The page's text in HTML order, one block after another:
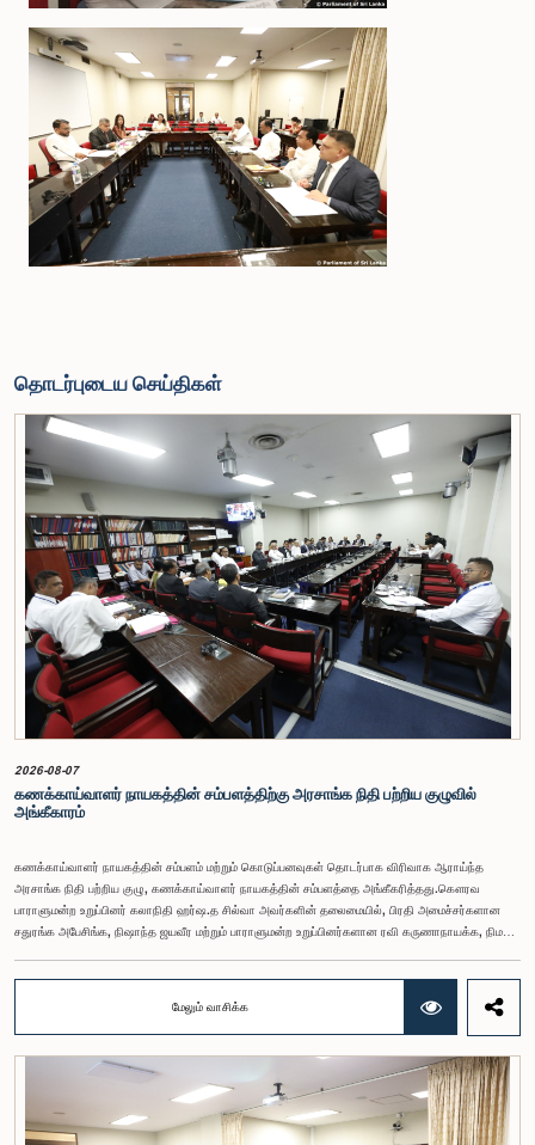
தொடர்புடைய செய்திகள்
2026-08-07
கணக்காய்வாளர் நாயகத்தின் சம்பளத்திற்கு அரசாங்க நிதி பற்றிய குழுவில்
அங்கீகாரம்
கணக்காய்வாளர் நாயகத்தின் சம்பளம் மற்றும் கொடுப்பனவுகள் தொடர்பாக விரிவாக ஆராய்ந்த
அரசாங்க நிதி பற்றிய குழு, கணக்காய்வாளர் நாயகத்தின் சம்பளத்தை அங்கீகரித்தது.கௌரவ
பாராளுமன்ற உறுப்பினர் கலாநிதி ஹர்ஷ.த சில்வா அவர்களின் தலைமையில், பிரதி அமைச்சர்களான
சதுரங்க அபேசிங்க, நிஷாந்த ஜயவீர மற்றும் பாராளுமன்ற உறுப்பினர்களான ரவி கருணாநாயக்க, நிமல்
நிதி பற்றிய குழுக் கூட்டத்திலேயே இந்த அங்கீகாரம் வழங்கப்பட்டது.இலங்கை ஜனநாயக சோசலிசக்
குடியரசின் அரசியலமைப்பின் 153(2) ஆம் உறுப்புரையின் பிரகாரம், கணக்காய்வாளர் நாயகத்தின்
சம்பளம் தொடர்பான பிரேரணை குழுவின் கவனத்திற்கு கொண்டு வரப்பட்டது.இதன்போது,
கணக்காய்வாளர் நாயகத்தின் பொறுப்புகள், அரச நிதி மேற்பார்வை மற்றும் கணக்காய்வுத் துறையின்
சுயாதீனத் தன்மை உள்ளிட்ட விடயங்களை கருத்தில் கொண்டு, சம்பள மட்டம் தொடர்பாக குழுத்
தலைவர் உள்ளிட்ட உறுப்பினர்கள் தமது கருத்துகளையும் பரிந்துரைகளையும் முன்வைத்தனர்.மேலும்,
அரசியலமைப்பின் 170 ஆம் உறுப்புரையின் பிரகாரம், கணக்காய்வாளர் நாயகம் ஒரு அரசாங்க ஊழியர்
மேலும் வாசிக்க